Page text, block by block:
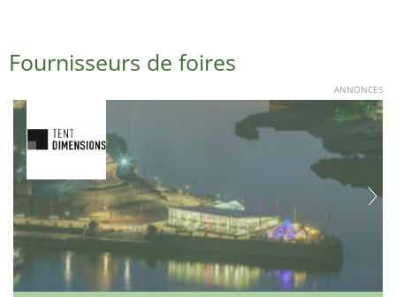
Fournisseurs de foires
ANNONCES